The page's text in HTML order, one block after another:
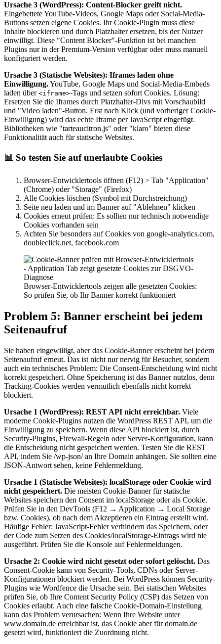
Ursache 3 (WordPress): Content-Blocker greift nicht.
Eingebettete YouTube-Videos, Google Maps oder Social-Media-
Buttons setzen eigene Cookies. Ihr Cookie-Plugin muss diese
Inhalte blockieren und durch Platzhalter ersetzen, bis der Nutzer
einwilligt. Diese "Content Blocker"-Funktion ist bei manchen
Plugins nur in der Premium-Version verfügbar oder muss manuell
konfiguriert werden.
Ursache 3 (Statische Websites): Iframes laden ohne
Einwilligung.YouTube, Google Maps und Social-Media-Embeds
laden über <iframe>-Tags und setzen sofort Cookies. Lösung:
Ersetzen Sie die Iframes durch Platzhalter-Divs mit Vorschaubild
und "Video laden"-Button. Erst nach Klick (und vorheriger Cookie-
Einwilligung) wird das echte Iframe per JavaScript eingefügt.
Bibliotheken wie "tarteaucitron.js" oder "klaro" bieten diese
Funktionalität auch für statische Websites.
📊 So testen Sie auf unerlaubte Cookies
Browser-Entwicklertools öffnen (F12) > Tab "Application"
(Chrome) oder "Storage" (Firefox)
Alle Cookies löschen (Symbol mit Durchstreichung)
Seite neu laden und im Banner auf "Ablehnen" klicken
Cookies erneut prüfen: Es sollten nur technisch notwendige
Cookies vorhanden sein
Achten Sie besonders auf Cookies von google-analytics.com,
doubleclick.net, facebook.com
Browser-Entwicklertools zeigen alle gesetzten Cookies:
So prüfen Sie, ob Ihr Banner korrekt funktioniert
Problem 5: Banner erscheint bei jedem
Seitenaufruf
Sie haben eingewilligt, aber das Cookie-Banner erscheint bei jedem
Seitenaufruf erneut. Das ist nicht nur nervig für Besucher, sondern
auch ein technisches Problem: Die Consent-Entscheidung wird nicht
korrekt gespeichert. Ohne Speicherung ist das Banner nutzlos, denn
Tracking-Cookies werden vermutlich ebenfalls nicht korrekt
blockiert.
Ursache 1 (WordPress): REST API nicht erreichbar. Viele
moderne Cookie-Plugins nutzen die WordPress REST API, um die
Einwilligung zu speichern. Wenn diese API blockiert ist, durch
Security-Plugins, Firewall-Regeln oder Server-Konfiguration, kann
die Entscheidung nicht gespeichert werden. Testen Sie die REST
API, indem Sie /wp-json/ an Ihre Domain anhängen. Sie sollten eine
JSON-Antwort sehen, keine Fehlermeldung.
Ursache 1 (Statische Websites): localStorage oder Cookie wird
nicht gespeichert. Die meisten Cookie-Banner für statische
Websites speichern den Consent im localStorage oder als Cookie.
Prüfen Sie in den DevTools (F12 → Application → Local Storage
bzw. Cookies), ob nach dem Akzeptieren ein Eintrag erstellt wird.
Häufige Fehler: JavaScript-Fehler verhindern das Speichern, oder
der Code zum Setzen des Cookies/localStorage-Eintrags wird nie
ausgeführt. Prüfen Sie die Konsole auf Fehlermeldungen.
Ursache 2: Cookie wird nicht gesetzt oder sofort gelöscht. Das
Consent-Cookie kann von Security-Tools, CDNs oder Server-
Konfigurationen blockiert werden. Bei WordPress können Security-
Plugins wie Wordfence die Ursache sein. Bei statischen Websites
prüfen Sie, ob Ihre Content Security Policy (CSP) das Setzen von
Cookies erlaubt. Auch eine falsche Cookie-Domain-Einstellung
kann das Problem verursachen: Wenn Ihre Website unter
www.domain.de erreichbar ist, das Cookie aber für domain.de
gesetzt wird, funktioniert die Zuordnung nicht.